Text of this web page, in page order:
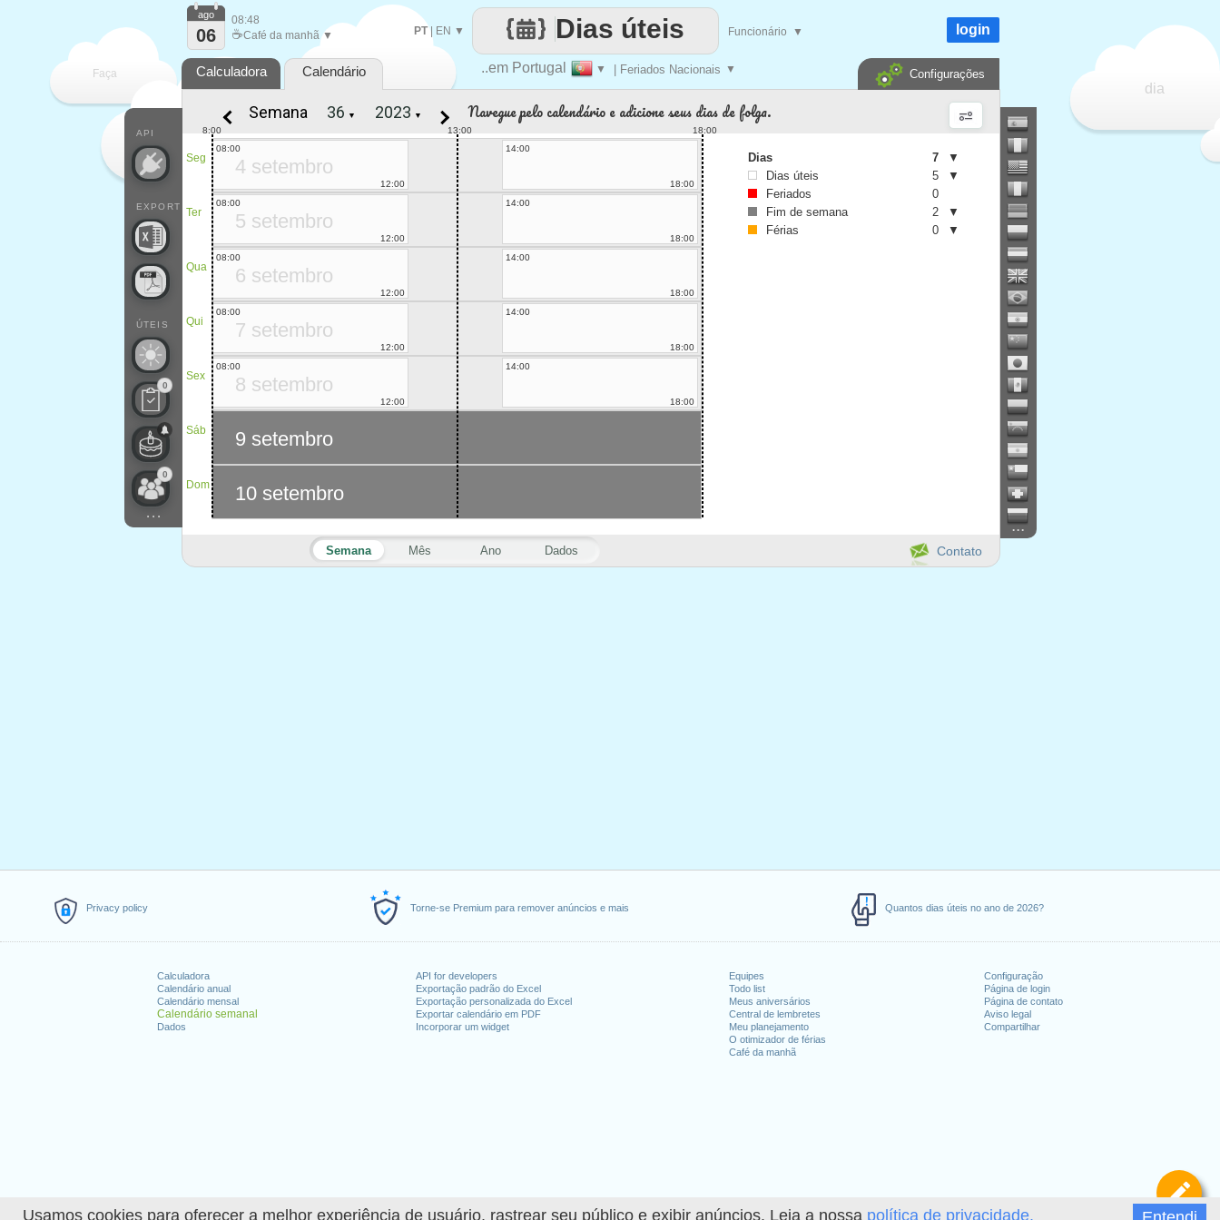
Usamos cookies para oferecer a melhor experiência de usuário, rastrear seu público e exibir anúncios. Leia a nossa política de privacidade.
Privacy policy Torne-se Premium para remover anúncios e mais Quantos dias úteis no ano de 2026?
Calculadora
Calendário anual
Calendário mensal
Calendário semanal
Dados
API for developers
Exportação padrão do Excel
Exportação personalizada do Excel
Exportar calendário em PDF
Incorporar um widget
Equipes
Todo list
Meus aniversários
Central de lembretes
Meu planejamento
O otimizador de férias
Café da manhã
Configuração
Página de login
Página de contato
Aviso legal
Compartilhar
Faça
cada
dia
..em Portugal ▼ | Feriados Nacionais ▼
Dias úteis
PT| EN ▼ Funcionário ▼
API
EXPORT
ÚTEIS
0
0
...
ago
06
08:48
☕Café da manhã ▼ login
Calculadora Calendário Configurações
...
Contato
Semana Mês Ano Dados
Semana ▼ ▼ Navegue pelo calendário e adicione seus dias de folga.
Seg
Ter
Qua
Qui
Sex
Sáb
Dom
13:00
8:00 18:00
4 setembro
08:00
12:00
14:00
18:00
5 setembro
08:00
12:00
14:00
18:00
6 setembro
08:00
12:00
14:00
18:00
7 setembro
08:00
12:00
14:00
18:00
8 setembro
08:00
12:00
14:00
18:00
9 setembro
10 setembro
Dias 7
▼
Dias úteis
5
▼
Feriados
0
Fim de semana
2
▼
Férias
0 ▼